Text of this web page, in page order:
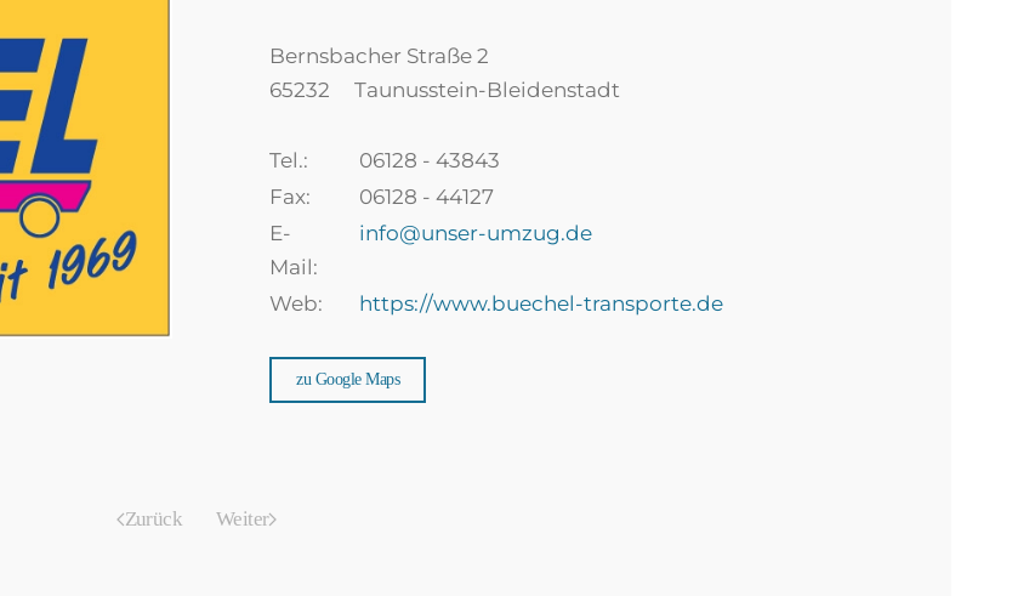
Bernsbacher Straße 2
65232
Taunusstein-Bleidenstadt
Tel.:
06128 - 43843
Fax:
06128 - 44127
E-
Mail:
info@unser-umzug.de
Web: https://www.buechel-transporte.de
zu Google Maps
Zurück Weiter